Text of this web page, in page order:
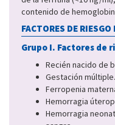
contenido de
FACTORES DE RIESGO
Grupo I. Factores de
Recién nacido de
Gestación múltiple.
Ferropenia
Hemorragia
Hemorragia